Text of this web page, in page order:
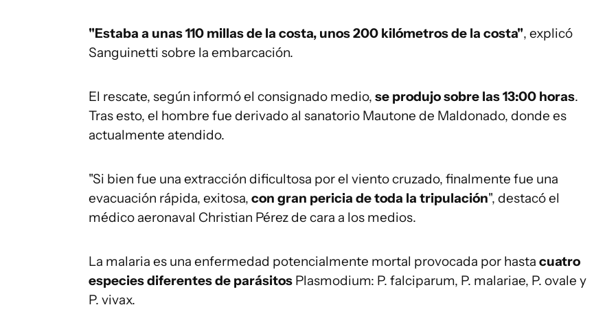
"Estaba a unas 110 millas de la costa, unos 200 kilómetros de la costa", explicó
Sanguinetti sobre la embarcación.
El rescate, según informó el consignado medio, se produjo sobre las 13:00 horas.
Tras esto, el hombre fue derivado al sanatorio Mautone de Maldonado, donde es
actualmente atendido.
"Si bien fue una extracción dificultosa por el viento cruzado, finalmente fue una
evacuación rápida, exitosa, con gran pericia de toda la tripulación", destacó el
médico aeronaval Christian Pérez de cara a los medios.
La malaria es una enfermedad potencialmente mortal provocada por hasta cuatro
especies diferentes de parásitos Plasmodium: P. falciparum, P. malariae, P. ovale y
P. vivax.